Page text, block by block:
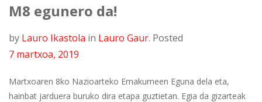
M8 egunero da!
by Lauro Ikastola in Lauro Gaur. Posted
7 martxoa, 2019
Martxoaren 8ko Nazioarteko Emakumeen Eguna dela eta,
hainbat jarduera buruko dira etapa guztietan. Egia da gizarteak